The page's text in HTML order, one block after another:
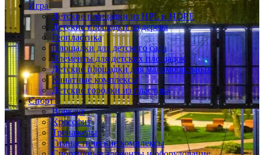
Игра
Детские площадки из HPL и HDPE
Детские площадки из дерева
Геопластика
Площадки для детского сада
Элементы для детских площадок
Детские площадки для маломобильных
Канатные комплексы
Детские городки из пластика
Спорт
Воркаут
Кроссфит
Тренажеры
Гимнастические комплексы